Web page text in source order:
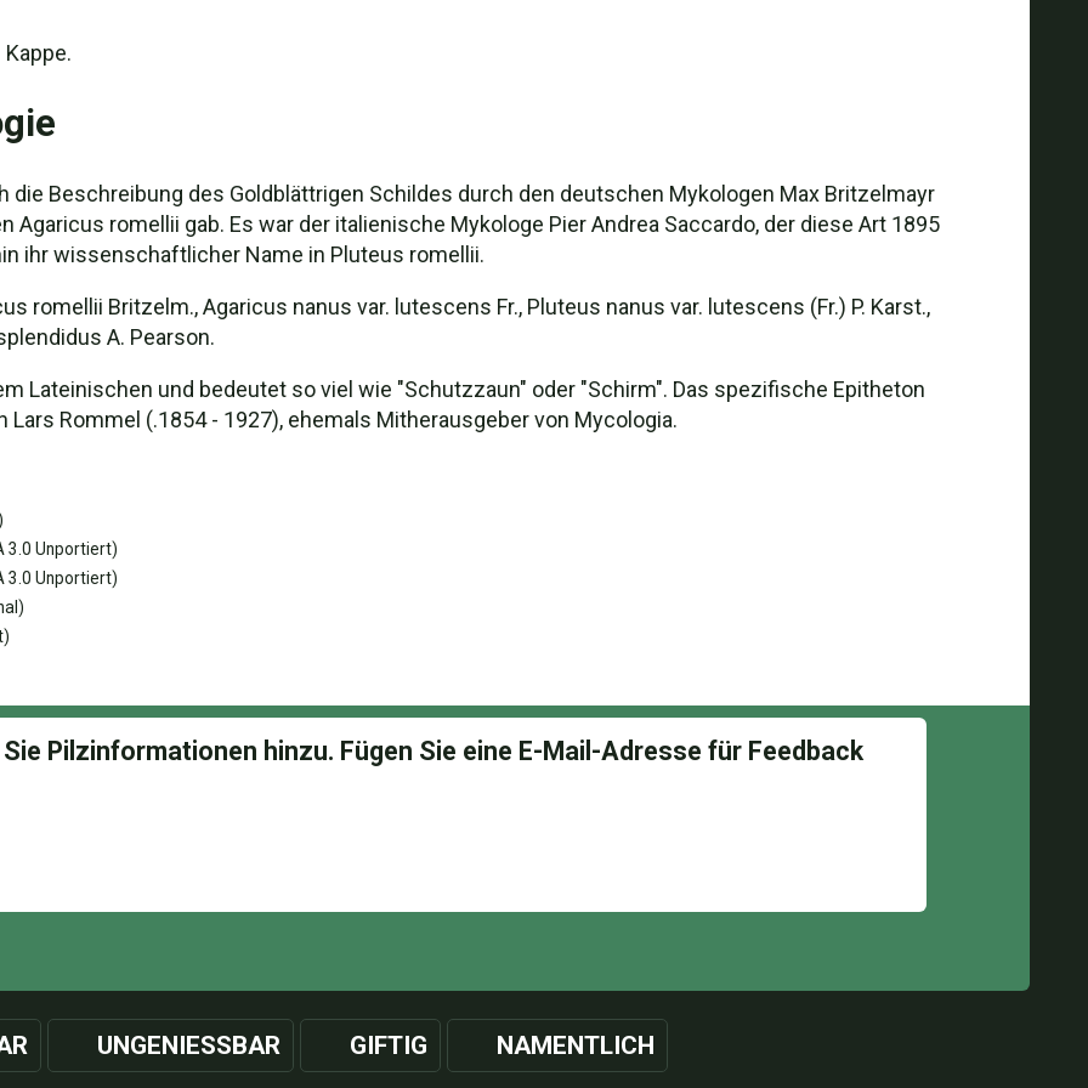
die Beschreibung des Goldblättrigen Schildes durch den deutschen Mykologen Max Britzelmayr
Agaricus romellii gab. Es war der italienische Mykologe Pier Andrea Saccardo, der diese Art 1895
ihr wissenschaftlicher Name in Pluteus romellii.
romellii Britzelm., Agaricus nanus var. lutescens Fr., Pluteus nanus var. lutescens (Fr.) P. Karst.,
A. Pearson.
Lateinischen und bedeutet so viel wie "Schutzzaun" oder "Schirm". Das spezifische Epitheton
Rommel (.1854 - 1927), ehemals Mitherausgeber von Mycologia.
3.0 Unportiert)
3.0 Unportiert)
UNGENIESSBAR GIFTIG NAMENTLICH